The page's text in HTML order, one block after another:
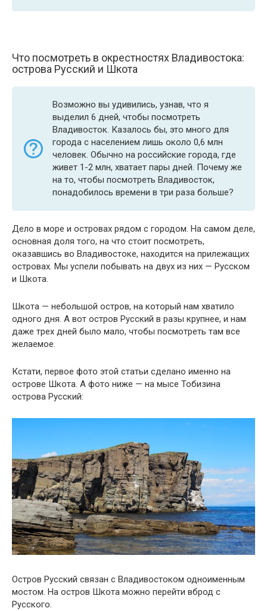
Что посмотреть в окрестностях Владивостока:
острова Русский и Шкота
Возможно вы удивились, узнав, что я
выделил 6 дней, чтобы посмотреть
Владивосток. Казалось бы, это много для
города с населением лишь около 0,6 млн
человек. Обычно на российские города, где
живет 1-2 млн, хватает пары дней. Почему же
на то, чтобы посмотреть Владивосток,
понадобилось времени в три раза больше?
Дело в море и островах рядом с городом. На самом деле,
основная доля того, на что стоит посмотреть,
оказавшись во Владивостоке, находится на прилежащих
островах. Мы успели побывать на двух из них — Русском
и Шкота.
Шкота — небольшой остров, на который нам хватило
одного дня. А вот остров Русский в разы крупнее, и нам
даже трех дней было мало, чтобы посмотреть там все
желаемое.
Кстати, первое фото этой статьи сделано именно на
острове Шкота. А фото ниже — на мысе Тобизина
острова Русский:
Остров Русский связан с Владивостоком одноименным
мостом. На остров Шкота можно перейти вброд с
Русского.